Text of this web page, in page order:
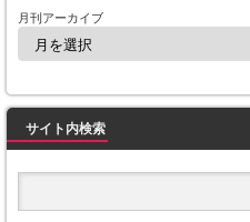
月刊アーカイブ
サイト内検索